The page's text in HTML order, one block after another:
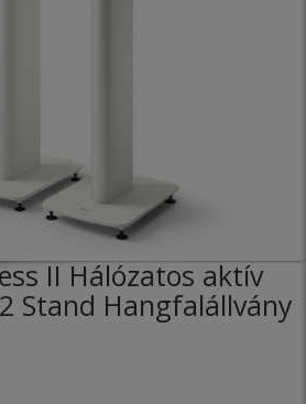
II Hálózatos aktív
Stand Hangfalállvány